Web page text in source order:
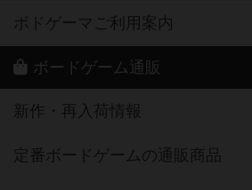
ボドゲーマご利用案内
ボードゲーム通販
新作・再入荷情報
定番ボードゲームの通販商品